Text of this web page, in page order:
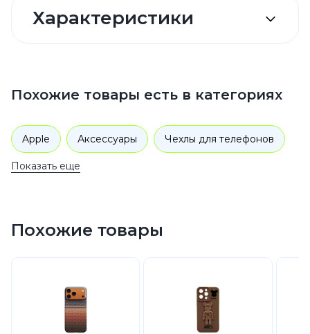
Характеристики
Похожие товары есть в категориях
Apple Аксессуары Чехлы для телефонов
Показать еще
Похожие товары